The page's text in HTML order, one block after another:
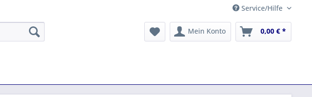
Service/Hilfe
Mein Konto 0,00 € *